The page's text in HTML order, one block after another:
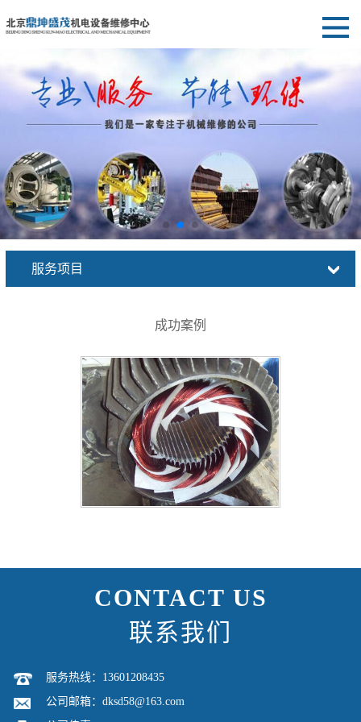
服务项目
成功案例
CONTACT US
联系我们
服务热线：13601208435
公司邮箱：dksd58@163.com